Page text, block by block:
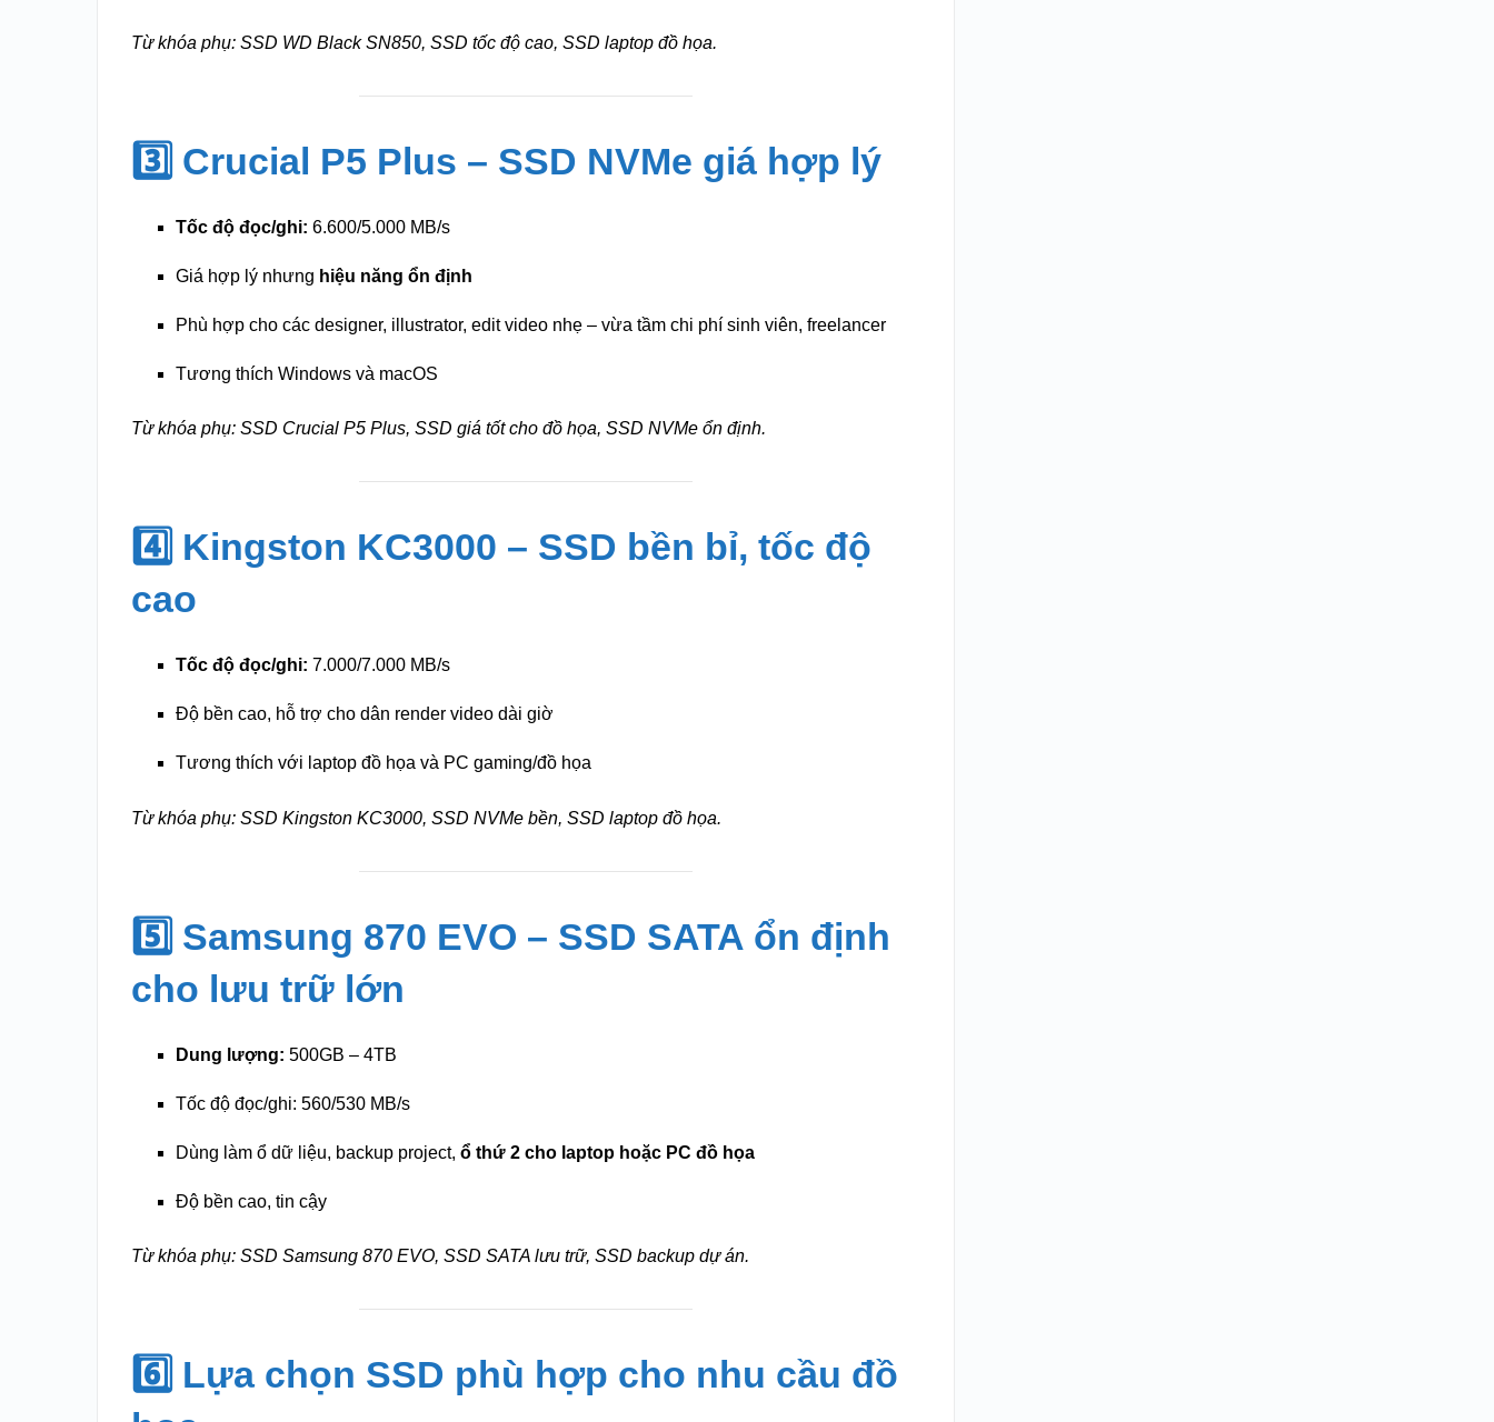
Từ khóa phụ: SSD WD Black SN850, SSD tốc độ cao, SSD laptop đồ họa.
3️⃣ Crucial P5 Plus – SSD NVMe giá hợp lý
Tốc độ đọc/ghi: 6.600/5.000 MB/s
Giá hợp lý nhưng hiệu năng ổn định
Phù hợp cho các designer, illustrator, edit video nhẹ – vừa tầm chi phí sinh viên, freelancer
Tương thích Windows và macOS
Từ khóa phụ: SSD Crucial P5 Plus, SSD giá tốt cho đồ họa, SSD NVMe ổn định.
4️⃣ Kingston KC3000 – SSD bền bỉ, tốc độ
cao
Tốc độ đọc/ghi: 7.000/7.000 MB/s
Độ bền cao, hỗ trợ cho dân render video dài giờ
Tương thích với laptop đồ họa và PC gaming/đồ họa
Từ khóa phụ: SSD Kingston KC3000, SSD NVMe bền, SSD laptop đồ họa.
5️⃣ Samsung 870 EVO – SSD SATA ổn định
cho lưu trữ lớn
Dung lượng: 500GB – 4TB
Tốc độ đọc/ghi: 560/530 MB/s
Dùng làm ổ dữ liệu, backup project,ổ thứ 2 cho laptop hoặc PC đồ họa
Độ bền cao, tin cậy
Từ khóa phụ: SSD Samsung 870 EVO, SSD SATA lưu trữ, SSD backup dự án.
6️⃣ Lựa chọn SSD phù hợp cho nhu cầu đồ